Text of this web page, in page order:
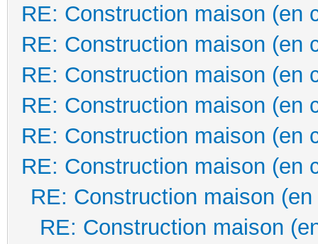
RE: Construction maison (en
RE: Construction maison (en
RE: Construction maison (en
RE: Construction maison (en
RE: Construction maison (en
RE: Construction maison (en
RE: Construction maison
RE: Construction maison